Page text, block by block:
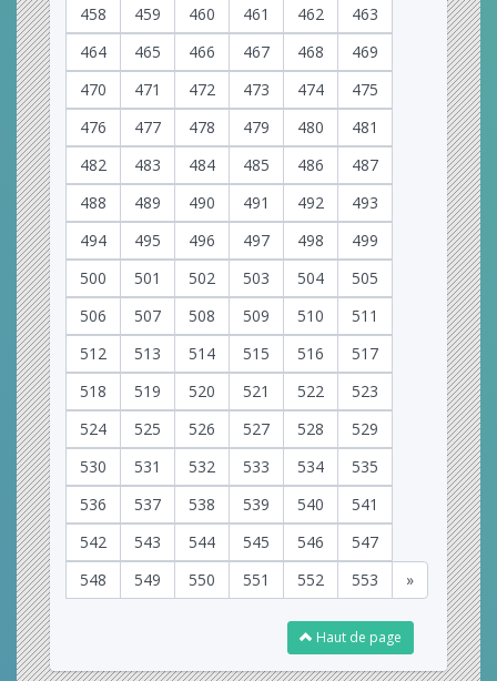
458 459 460 461 462
463
464
465 466 467 468
469
470
471 472 473 474
475
476
477 478 479 480
481
482
483 484 485 486
487
488
489 490 491 492
493
494
495 496 497 498
499
500
501 502 503 504
505
506
507 508 509 510
511
512
513 514 515 516
517
518
519 520 521 522
523
524
525 526 527 528
529
530
531 532 533 534
535
536
537 538 539 540
541
542
543 544 545 546
547
548
549 550 551 552 553 »
Haut de page